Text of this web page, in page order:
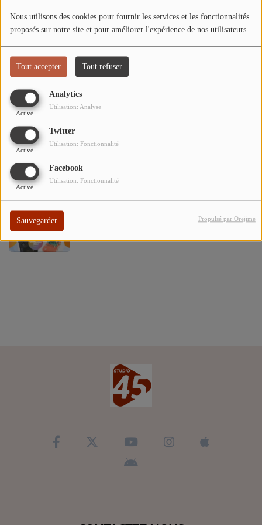
Nous utilisons des cookies pour fournir les services et les fonctionnalités
proposés sur notre site et pour améliorer l'expérience de nos utilisateurs.
Tout accepter Tout refuser
Analytics
Activé
Utilisation: Analyse
Twitter
Activé
Utilisation: Fonctionnalité
Facebook
Activé
Utilisation: Fonctionnalité
Sauvegarder Propulsé par Orejime
ARTISTES
TOP 10
Participez
ADHÉREZ À STUDIO 45 !
Contact
Se connecter
évènement Studio 45 - Salon de l’Auto
2025 à Gien
Événement exceptionnel à Gien : “Hypnose
au Cinéma” avec Olivier Reivilo !
L’entente festival Gâtinaise 2025